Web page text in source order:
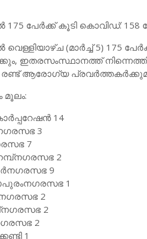
175 പേര്‍ക്ക് കൂടി കൊവിഡ്: 158
വെള്ളിയാഴ്ച (മാര്‍ച്ച് 5) 175
ഇതരസംസ്ഥാനത്ത്
രണ്ട് ആരോഗ്യ
മൂലം:
14
3
7
2
9
1
2
2
2
1